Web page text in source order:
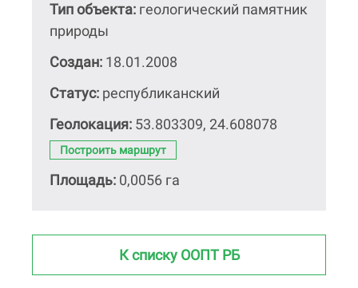
Тип объекта: геологический памятник
природы
Создан: 18.01.2008
Статус: республиканский
Геолокация: 53.803309, 24.608078
Построить маршрут
Площадь: 0,0056 га
К списку ООПТ РБ